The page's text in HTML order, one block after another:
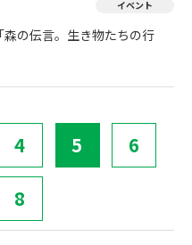
イベント
の伝言。生き物たちの行
4 5 6
8